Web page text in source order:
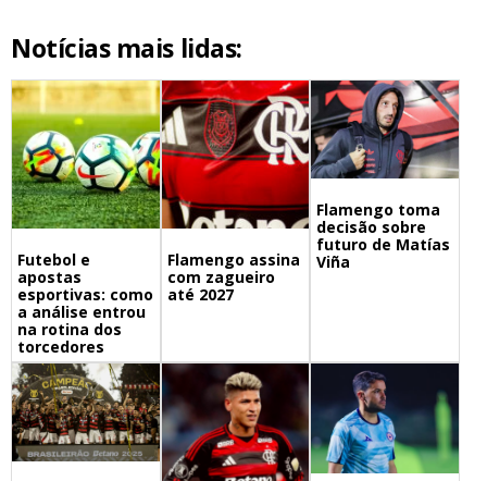
Notícias mais lidas:
Futebol e
apostas
esportivas: como
a análise entrou
na rotina dos
torcedores
Flamengo assina
com zagueiro
até 2027
Flamengo toma
decisão sobre
futuro de Matías
Viña